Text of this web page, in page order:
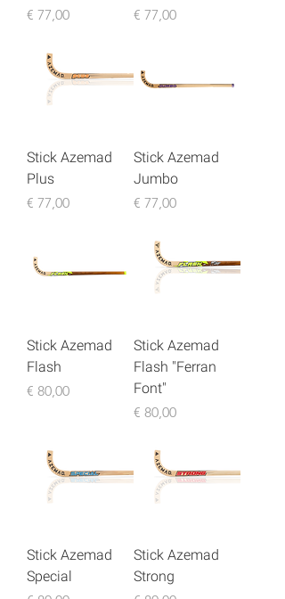
Preço
€ 77,00
Preço
€ 77,00
Stick Azemad
Plus
Preço
€ 77,00
Stick Azemad
Jumbo
Preço
€ 77,00
Stick Azemad
Flash
Preço
€ 80,00
Stick Azemad
Flash "Ferran
Font"
Preço
€ 80,00
Stick Azemad
Special
Stick Azemad
Strong